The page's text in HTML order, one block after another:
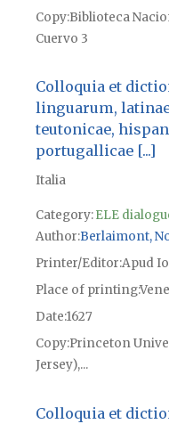
CopyBiblioteca
Cuervo 3
Colloquia et
linguarum,
teutonicae,
portugallicae [...]
Italia
Category:ELE
Author Berlaimont,
Printer/Editor Apud
Place of printing
Date1627
CopyPrinceton
Jersey),...
Colloquia et